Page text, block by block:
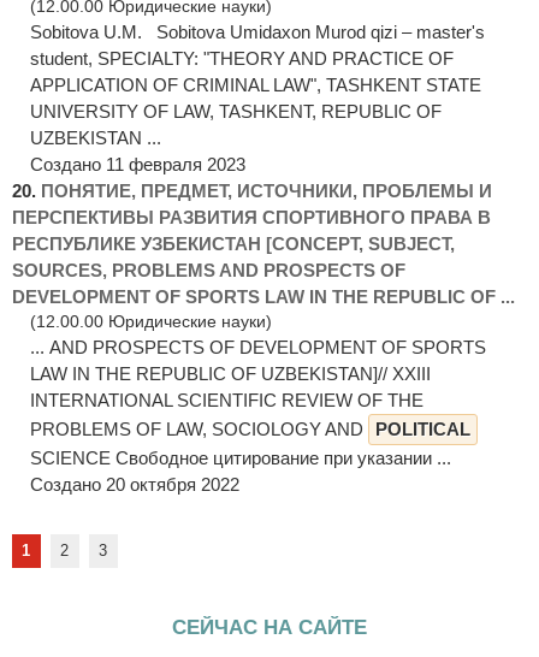
(12.00.00 Юридические науки)
Sobitova U.M. Sobitova Umidaxon Murod qizi – master's
student, SPECIALTY: "THEORY AND PRACTICE OF
APPLICATION OF CRIMINAL LAW", TASHKENT STATE
UNIVERSITY OF LAW, TASHKENT, REPUBLIC OF
UZBEKISTAN ...
Создано 11 февраля 2023
20. ПОНЯТИЕ, ПРЕДМЕТ, ИСТОЧНИКИ, ПРОБЛЕМЫ И
ПЕРСПЕКТИВЫ РАЗВИТИЯ СПОРТИВНОГО ПРАВА В
РЕСПУБЛИКЕ УЗБЕКИСТАН [CONCEPT, SUBJECT,
SOURCES, PROBLEMS AND PROSPECTS OF
DEVELOPMENT OF SPORTS LAW IN THE REPUBLIC OF ...
(12.00.00 Юридические науки)
... AND PROSPECTS OF DEVELOPMENT OF SPORTS
LAW IN THE REPUBLIC OF UZBEKISTAN]// XXIII
INTERNATIONAL SCIENTIFIC REVIEW OF THE
PROBLEMS OF LAW, SOCIOLOGY AND
POLITICAL
SCIENCE Свободное цитирование при указании ...
Создано 20 октября 2022
1 2 3
СЕЙЧАС НА САЙТЕ